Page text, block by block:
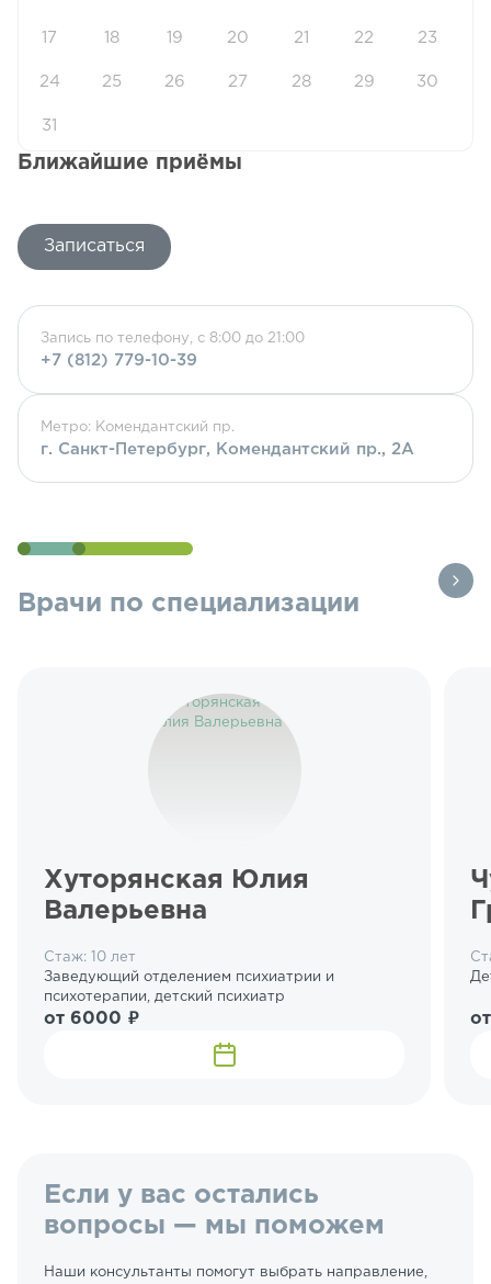
17 18 19 20 21 22 23
24 25 26 27 28 29 30
31
Ближайшие приёмы
Записаться
Запись по телефону, с 8:00 до 21:00
+7 (812) 779-10-39
Метро: Комендантский пр.
г. Санкт-Петербург, Комендантский пр., 2А
Врачи по специализации
Хуторянская Юлия
Валерьевна
Стаж: 10 лет
Заведующий отделением психиатрии и
психотерапии, детский психиатр
от 6000 ₽
Если у вас остались
вопросы — мы поможем
Наши консультанты помогут выбрать направление,